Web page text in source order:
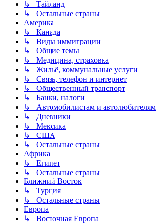
↳ Тайланд
↳ Остальные страны
Америка
↳ Канада
↳ Виды иммиграции
↳ Общие темы
↳ Медицина, страховка
↳ Жильё, коммунальные услуги
↳ Связь, телефон и интернет
↳ Общественный транспорт
↳ Банки, налоги
↳ Автомобилистам и автолюбителям
↳ Дневники
↳ Мексика
↳ США
↳ Остальные страны
Африка
↳ Египет
↳ Остальные страны
Ближний Восток
↳ Турция
↳ Остальные страны
Европа
↳ Восточная Европа